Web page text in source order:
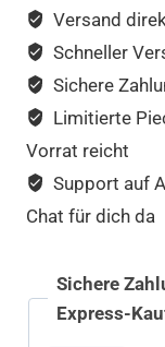
Versand
Schneller
Sichere
Limitierte
Vorrat reicht
Support auf
Chat für dich da
Sichere
Express-